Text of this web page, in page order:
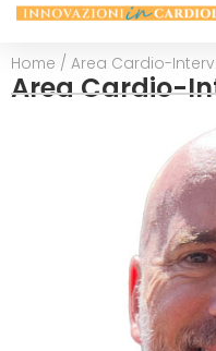
Home / Area Cardio-
Area Cardio-